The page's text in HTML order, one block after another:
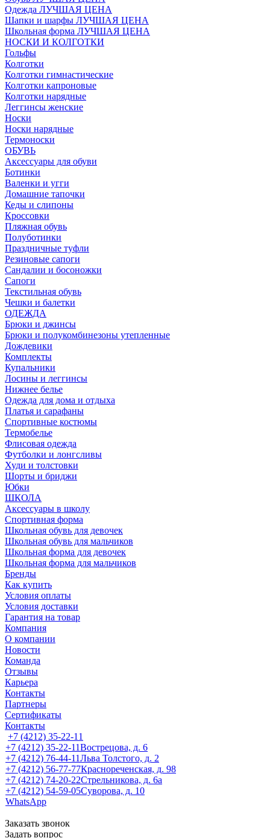
Одежда ЛУЧШАЯ ЦЕНА
Шапки и шарфы ЛУЧШАЯ ЦЕНА
Школьная форма ЛУЧШАЯ ЦЕНА
НОСКИ И КОЛГОТКИ
Гольфы
Колготки
Колготки гимнастические
Колготки капроновые
Колготки нарядные
Леггинсы женские
Носки
Носки нарядные
Термоноски
ОБУВЬ
Аксессуары для обуви
Ботинки
Валенки и угги
Домашние тапочки
Кеды и слипоны
Кроссовки
Пляжная обувь
Полуботинки
Праздничные туфли
Резиновые сапоги
Сандалии и босоножки
Сапоги
Текстильная обувь
Чешки и балетки
ОДЕЖДА
Брюки и джинсы
Брюки и полукомбинезоны утепленные
Дождевики
Комплекты
Купальники
Лосины и леггинсы
Нижнее белье
Одежда для дома и отдыха
Платья и сарафаны
Спортивные костюмы
Термобелье
Флисовая одежда
Футболки и лонгсливы
Худи и толстовки
Шорты и бриджи
Юбки
ШКОЛА
Аксессуары в школу
Спортивная форма
Школьная обувь для девочек
Школьная обувь для мальчиков
Школьная форма для девочек
Школьная форма для мальчиков
Бренды
Как купить
Условия оплаты
Условия доставки
Гарантия на товар
Компания
О компании
Новости
Команда
Отзывы
Карьера
Контакты
Партнеры
Сертификаты
Контакты
+7 (4212) 35-22-11
+7 (4212) 35-22-11Вострецова, д. 6
+7 (4212) 76-44-11Льва Толстого, д. 2
+7 (4212) 56-77-77Краснореченская, д. 98
+7 (4212) 74-20-22Стрельникова, д. 6а
+7 (4212) 54-59-05Суворова, д. 10
WhatsApp
Заказать звонок
Задать вопрос